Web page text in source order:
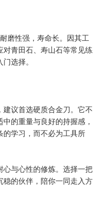
磨性强，寿命长。因其工
青田石、寿山石等常见练
选择。
议首选硬质合金刀。它不
的重量与良好的持握感，
的学习，而不必为工具所
与心性的修炼。选择一把
的伙伴，陪你一同走入方